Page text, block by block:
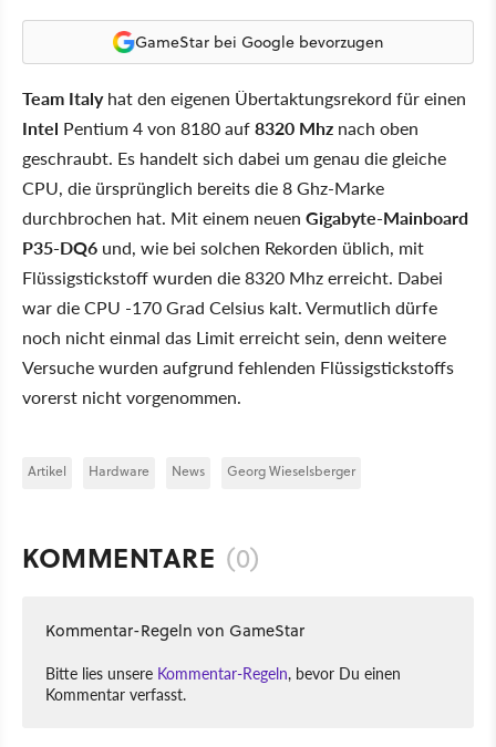
GameStar bei Google bevorzugen
Team Italyhat den eigenen Übertaktungsrekord für einen
Intel Pentium 4 von 8180 auf8320 Mhz nach oben
geschraubt. Es handelt sich dabei um genau die gleiche
CPU, die ürsprünglich bereits die 8 Ghz-Marke
durchbrochen hat. Mit einem neuen Gigabyte-Mainboard
P35-DQ6 und, wie bei solchen Rekorden üblich, mit
Flüssigstickstoff wurden die 8320 Mhz erreicht. Dabei
war die CPU -170 Grad Celsius kalt. Vermutlich dürfe
noch nicht einmal das Limit erreicht sein, denn weitere
Versuche wurden aufgrund fehlenden Flüssigstickstoffs
vorerst nicht vorgenommen.
Artikel Hardware News Georg Wieselsberger
KOMMENTARE (0)
Kommentar-Regeln von GameStar
Bitte lies unsere Kommentar-Regeln, bevor Du einen
Kommentar verfasst.